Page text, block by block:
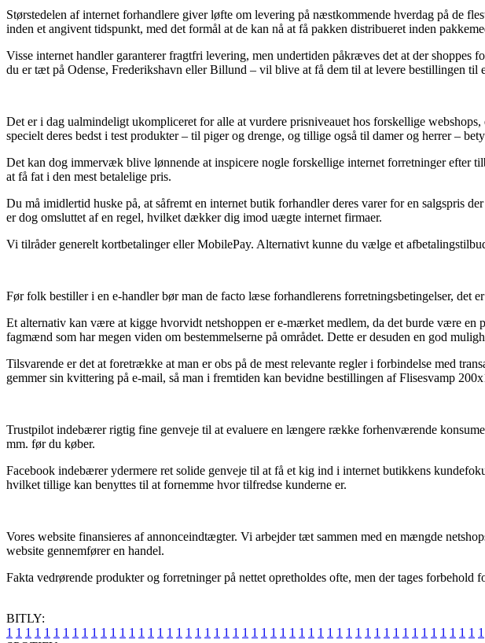
Størstedelen af internet forhandlere giver løfte om levering på næstkommende hverdag på de
inden et angivent tidspunkt, med det formål at de kan nå at få pakken distribueret inden
Visse internet handler garanterer fragtfri levering, men undertiden påkræves det at der
du er tæt på Odense, Frederikshavn eller Billund – vil blive at få dem til at levere bestillingen til
Det er i dag ualmindeligt ukompliceret for alle at vurdere prisniveauet hos forskellige
specielt deres bedst i test produkter – til piger og drenge, og tillige også til damer og herrer –
Det kan dog immervæk blive lønnende at inspicere nogle forskellige internet forretninger efter
at få fat i den mest betalelige pris.
Du må imidlertid huske på, at såfremt en internet butik forhandler deres varer for en salgspris
er dog omsluttet af en regel, hvilket dækker dig imod uægte internet firmaer.
Vi tilråder generelt kortbetalinger eller MobilePay. Alternativt kunne du vælge et
Før folk bestiller i en e-handler bør man de facto læse forhandlerens forretningsbetingelser, det
Et alternativ kan være at kigge hvorvidt netshoppen er e-mærket medlem, da det burde være en
fagmænd som har megen viden om bestemmelserne på området. Dette er desuden en god
Tilsvarende er det at foretrække at man er obs på de mest relevante regler i forbindelse med
gemmer sin kvittering på e-mail, så man i fremtiden kan bevidne bestillingen af Flisesvamp
Trustpilot indebærer rigtig fine genveje til at evaluere en længere række forhenværende
mm. før du køber.
Facebook indebærer ydermere ret solide genveje til at få et kig ind i internet butikkens
hvilket tillige kan benyttes til at fornemme hvor tilfredse kunderne er.
Vores website finansieres af annonceindtægter. Vi arbejder tæt sammen med en mængde
website gennemfører en handel.
Fakta vedrørende produkter og forretninger på nettet opretholdes ofte, men der tages forbehold
BITLY:
1 1 1 1 1 1 1 1 1 1 1 1 1 1 1 1 1 1 1 1 1 1 1 1 1 1 1 1 1 1 1 1 1 1 1 1 1 1 1 1 1 1 1 1 1 1 1 1 1 1 1